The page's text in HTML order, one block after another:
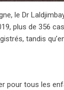
le Dr
plus de 356
tandis
pour tous les